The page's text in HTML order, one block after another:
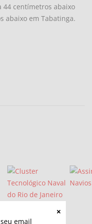
email
44 centímetros abaixo
abaixo em Tabatinga.